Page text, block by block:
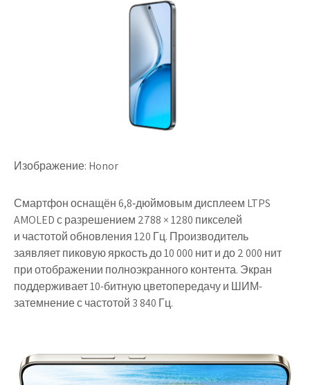
Изображение: Honor
Смартфон оснащён 6,8‑дюймовым дисплеем LTPS
AMOLED с разрешением 2788 × 1280 пикселей
и частотой обновления 120 Гц. Производитель
заявляет пиковую яркость до 10 000 нит и до 2 000 нит
при отображении полноэкранного контента. Экран
поддерживает 10-битную цветопередачу и ШИМ-
затемнение с частотой 3 840 Гц.